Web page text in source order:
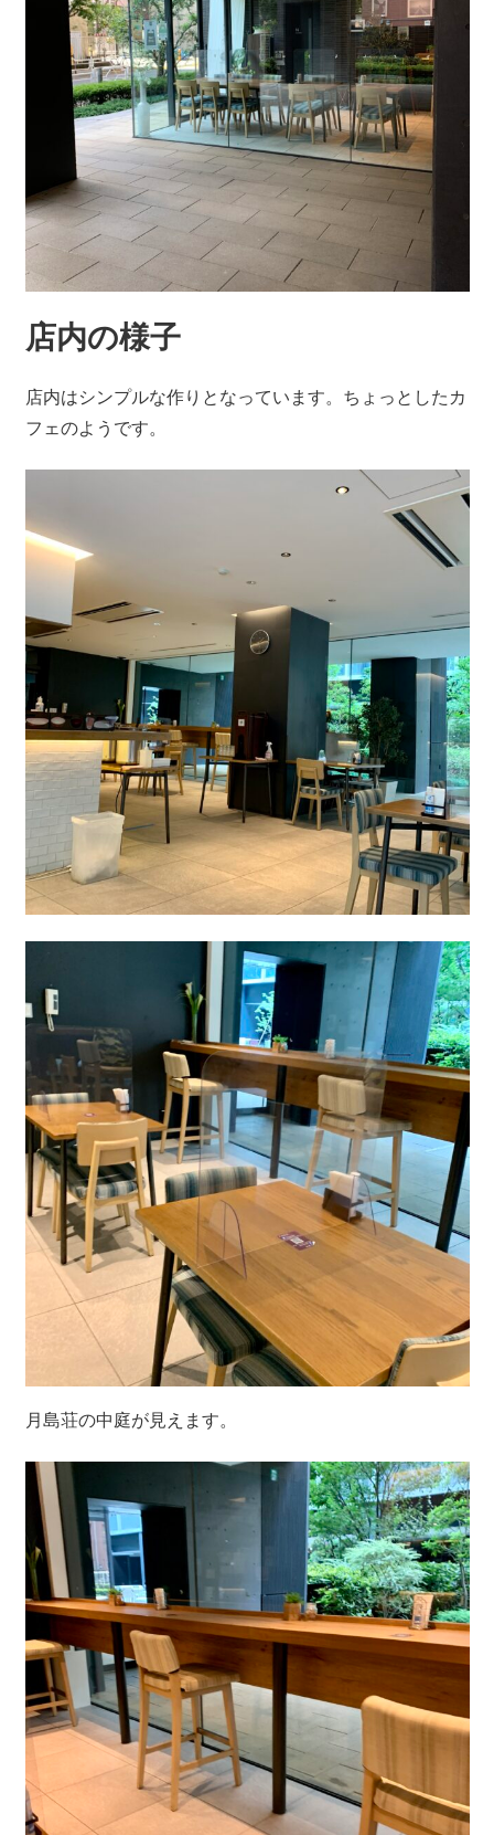
店内の様子
店内はシンプルな作りとなっています。ちょっとしたカ
フェのようです。
月島荘の中庭が見えます。